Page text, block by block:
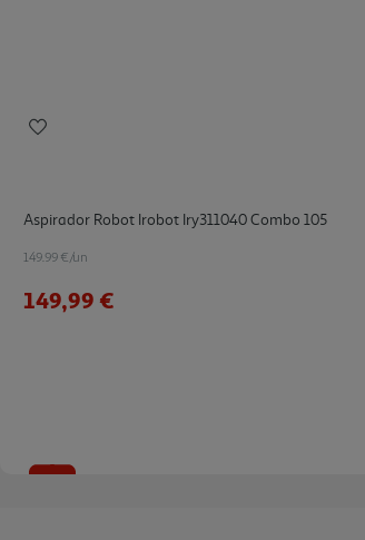
Aspirador Robot Irobot Iry311040 Combo 105
149.99 €/un
149,99 €